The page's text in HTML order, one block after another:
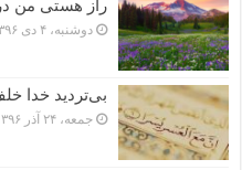
راز هستی من
دوشنبه، ۴ دی ۱۳۹۶
بی‌تردید خدا
جمعه، ۲۴ آذر ۱۳۹۶